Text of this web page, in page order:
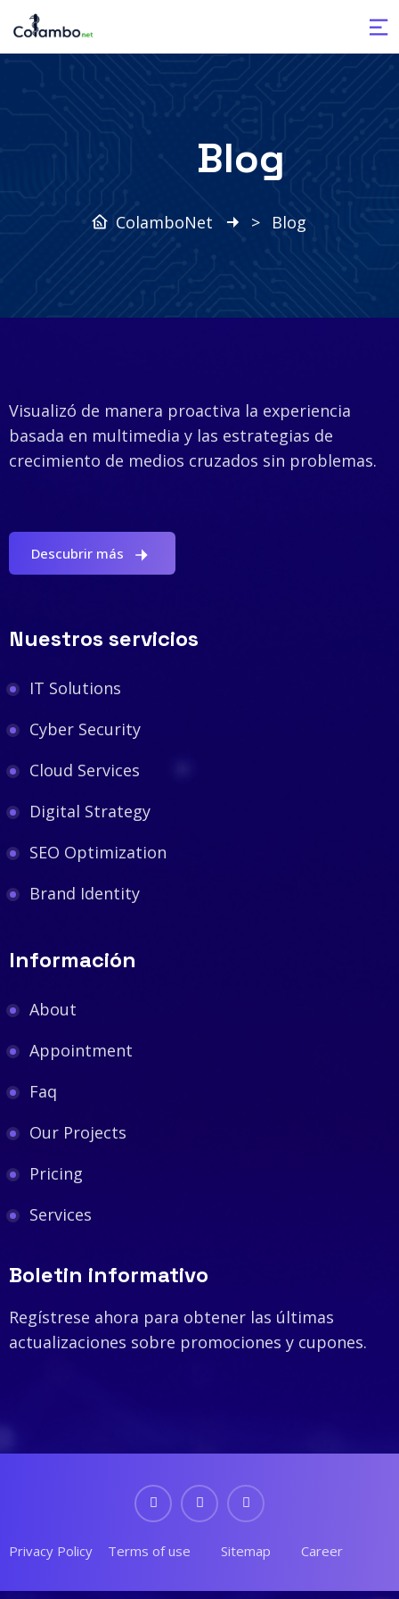
Blog
ColamboNet > Blog
Visualizó de manera proactiva la experiencia
basada en multimedia y las estrategias de
crecimiento de medios cruzados sin problemas.
Descubrir más
Nuestros servicios
IT Solutions
Cyber Security
Cloud Services
Digital Strategy
SEO Optimization
Brand Identity
Información
About
Appointment
Faq
Our Projects
Pricing
Services
Boletin informativo
Regístrese ahora para obtener las últimas
actualizaciones sobre promociones y cupones.
Privacy Policy Terms of use Sitemap Career